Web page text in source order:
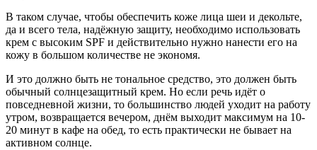
В таком случае, чтобы обеспечить коже лица шеи и декольте,
да и всего тела, надёжную защиту, необходимо использовать
крем с высоким SPF и действительно нужно нанести его на
кожу в большом количестве не экономя.
И это должно быть не тональное средство, это должен быть
обычный солнцезащитный крем. Но если речь идёт о
повседневной жизни, то большинство людей уходит на работу
утром, возвращается вечером, днём выходит максимум на 10-
20 минут в кафе на обед, то есть практически не бывает на
активном солнце.